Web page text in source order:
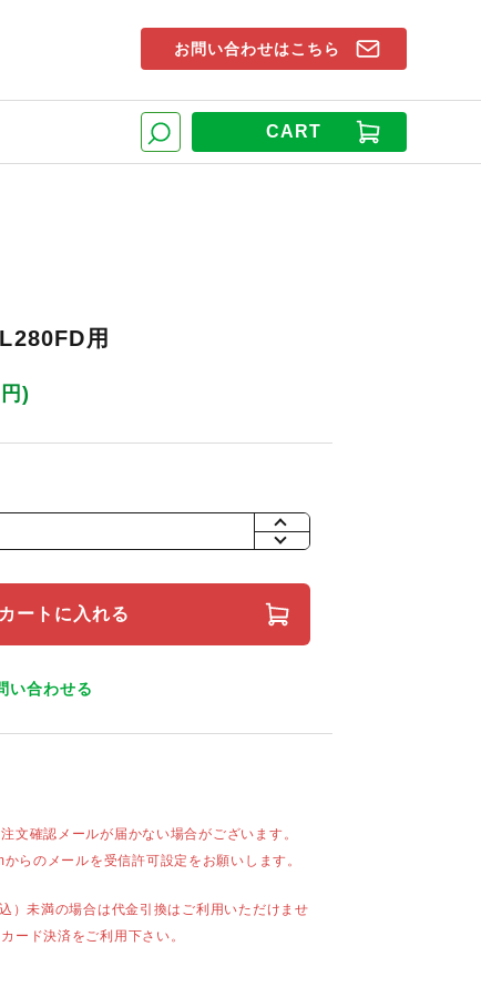
CART
お問い合わせはこちら
用
)
+
カートに入れる
い合わせる
文確認メールが届かない場合がございます。
らのメールを受信許可設定をお願いします。
）未満の場合は代金引換はご利用いただけませ
ード決済をご利用下さい。